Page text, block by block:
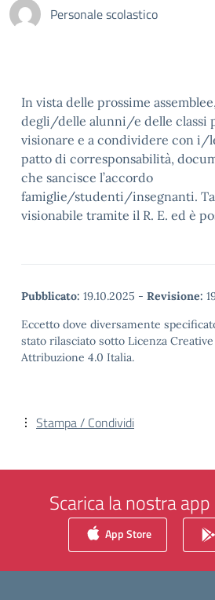
Personale scolastico
In vista delle prossime
degli/delle alunni/e delle classi
visionare e a condividere con
patto di corresponsabilità,
che sancisce l’accordo
famiglie/studenti/insegnanti.
visionabile tramite il R. E. ed è
Pubblicato: 19.10.2025 - Revisione:
Eccetto dove diversamente
stato rilasciato sotto Licenza
Attribuzione 4.0 Italia.
Stampa / Condividi
Scarica la nostra
App Store